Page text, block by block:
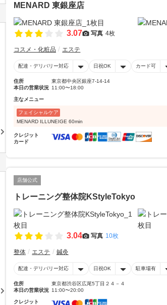
MENARD 東銀座店
3.07 写真 4枚
コスメ・化粧品 エステ
配達・デリバリー対応 日祝OK カード可
住所
東京都中央区銀座7-14-14
本日の営業状況 11:00〜18:00
主なメニュー
フェイシャルケア
MENARD ILLUNEIGE 60min
クレジット
カード
店舗公式
トレーニング整体院KStyleTokyo
3.04 写真 10枚
整体 エステ 鍼灸
配達・デリバリー対応 日祝OK 駐車場有
住所
東京都渋谷区広尾5丁目２４－４
本日の営業状況 11:00〜20:00
クレジット